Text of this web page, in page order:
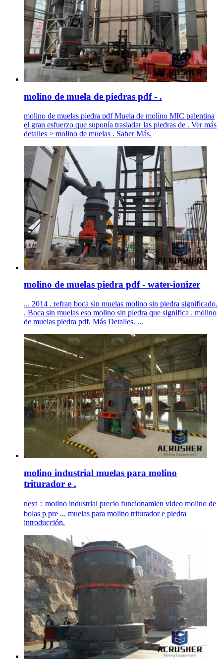
molino de muela de piedras pdf - .
molino de muelas piedra pdf Muela de molino MIC palentina
el gran esfuerzo que suponía trasladar las piedras de . Ver más
detalles > molino de muelas . Saber Más.
molino de muelas piedra pdf - water-ionizer
... 2014 . refran boca sin muelas molino sin piedra significado.
. Boca sin muelas eso molino sin piedra que significa . molino
de muelas piedra pdf. Más Detalles. ...
molino industrial muelas para molino
triturador e .
next：molino industrial precio funcionamien video molino de
bolas p pre ... muelas para molino triturador e piedra
introducción.